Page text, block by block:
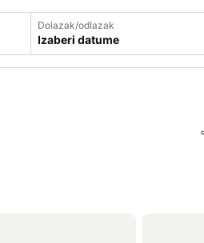
Dolazak/odlazak
Izaberi datume